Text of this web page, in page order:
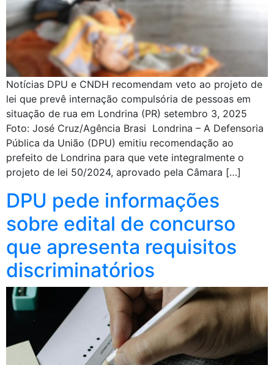
Notícias DPU e CNDH recomendam veto ao projeto de
lei que prevê internação compulsória de pessoas em
situação de rua em Londrina (PR) setembro 3, 2025
Foto: José Cruz/Agência Brasi Londrina – A Defensoria
Pública da União (DPU) emitiu recomendação ao
prefeito de Londrina para que vete integralmente o
projeto de lei 50/2024, aprovado pela Câmara […]
DPU pede informações
sobre edital de concurso
que apresenta requisitos
discriminatórios